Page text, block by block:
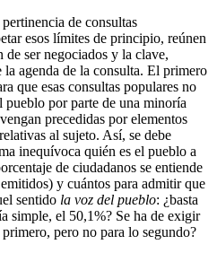
de consultas
esos límites de principio, reúnen
de ser negociados y la clave,
agenda de la consulta. El primero
que esas consultas populares no
pueblo por parte de una minoría
precedidas por elementos
al sujeto. Así, se debe
inequívoca quién es el pueblo a
de ciudadanos se entiende
y cuántos para admitir que
sentido la voz del pueblo: ¿basta
simple, el 50,1%? Se ha de exigir
pero no para lo segundo?